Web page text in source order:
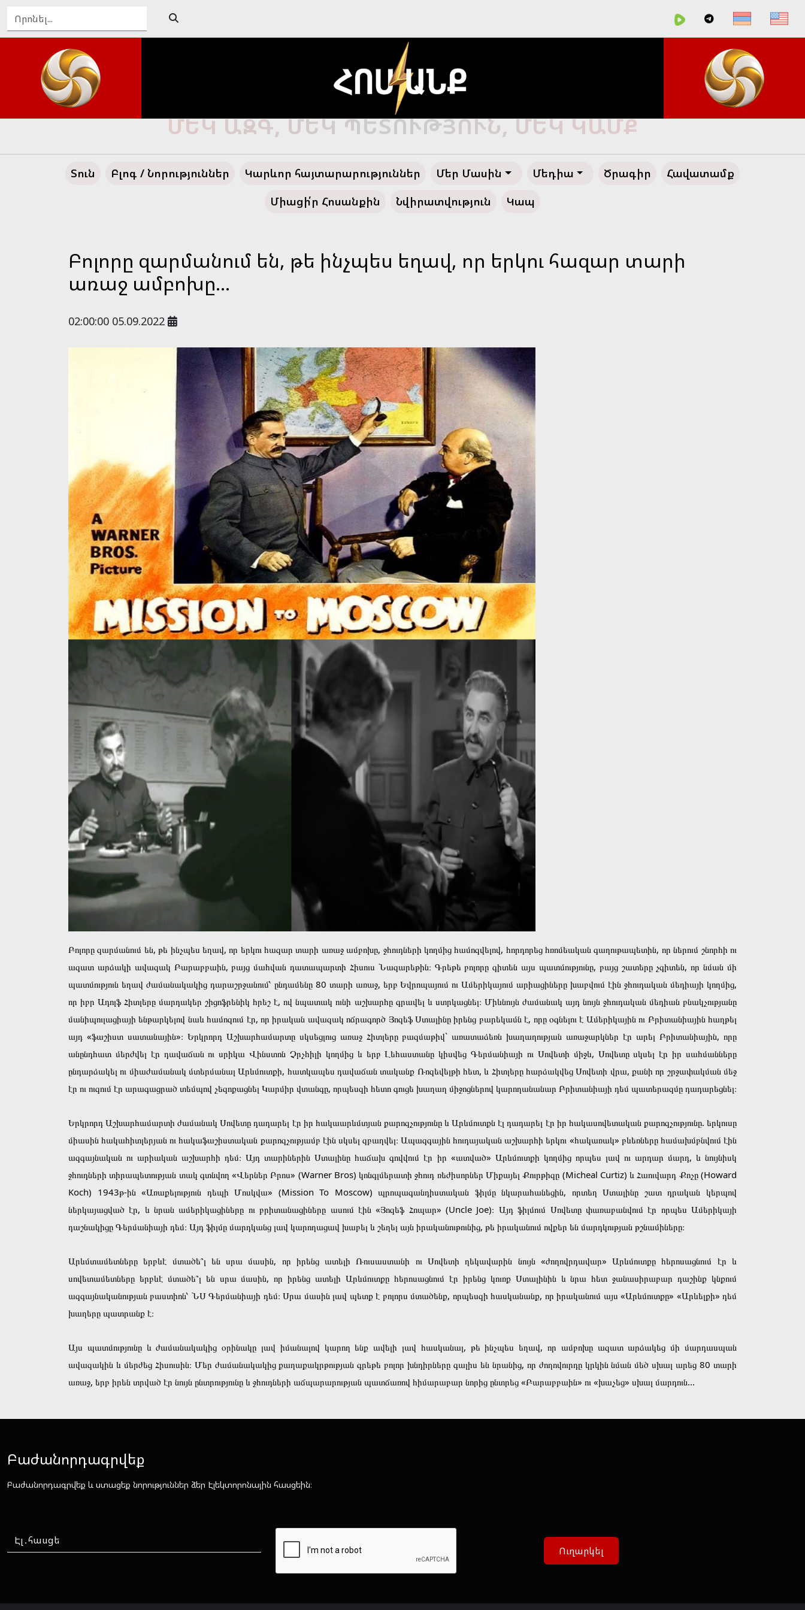
ԴԵՊԻ՛ ՄԵԾ ՀԱՅՔ, ԴԵՊԻ՛ ՓԱՌԱՀԵՂ ԱՊԱԳԱ
Տուն Բլոգ / Նորություններ Կարևոր հայտարարություններ Մեր Մասին Մեդիա Ծրագիր
Հավատամք
Միացի՛ր Հոսանքին
Նվիրատվություն Կապ
Բոլորը զարմանում են, թե ինչպես եղավ, որ երկու հազար տարի
առաջ ամբոխը...
02:00:00 05.09.2022
Բոլորը զարմանում են, թե ինչպես եղավ, որ երկու հազար տարի առաջ ամբոխը, ջհուդների կողմից համոզվելով, հորդորեց հռոմեական գաղութապետին, որ ներում շնորհի ու
ազատ արձակի ավազակ Բարաբբաին, բայց մահվան դատապարտի Հիսուս Նազարեթին։ Գրեթե բոլորը գիտեն այս պատմությունը, բայց շատերը չգիտեն, որ նման մի
պատմություն եղավ ժամանակակից դարաշրջանում՝ ընդամենը 80 տարի առաջ, երբ Եվրոպայում ու Ամերիկայում արիացիները խաբվում էին ջհուդական մեդիայի կողմից,
որ իբր Ադոլֆ Հիտլերը մարդակեր շիցոֆրենիկ հրեշ է, ով նպատակ ունի աշխարհը գրավել և ստրկացնել։ Միևնույն ժամանակ այդ նույն ջհուդական մեդիան բնակչությանը
մանիպուլացիայի ենթարկելով նաև համոզում էր, որ իրական ավազակ ոճրագործ Յոզեֆ Ստալինը իրենց բարեկամն է, որը օգնելու է Ամերիկային ու Բրիտանիային հաղթել
այդ «ֆաշիստ սատանային»։ Երկրորդ Աշխարհամարտը սկսեցլուց առաջ Հիտլերը բազմաթիվ` առատաձեռն խաղաղության առաջարկներ էր արել Բրիտանիային, որը
անընդհատ մերժվել էր դավաճան ու սրիկա Վինստոն Չրչհիլի կողմից և երբ Լեհաստանը կիսվեց Գերմանիայի ու Սովետի միջև, Սովետը սկսել էր իր սահմանները
ընդարձակել ու միաժամանակ մտերմանալ Արևմուտքի, հատկապես դավաճան տականք Ռոզեվելթի հետ, և Հիտլերը հարձակվեց Սովետի վրա, քանի որ շրջափակման մեջ
էր ու ուզում էր արագացրած տեմպով չեզոքացնել Կարմիր վտանգը, որպեսզի հետո գուցե խաղաղ միջոցներով կարողանանար Բրիտանիայի դեմ պատերազմը դադարեցնել։
Երկրորդ Աշխարհամարտի ժամանակ Սովետը դադարել էր իր հակաարևմտյան քարոզչությունը և Արևմուտքն էլ դադարել էր իր հակասովետական քարոզչությունը. երկուսը
միասին հակահիտլերյան ու հակաֆաշիստական քարոզչությամբ էին սկսել զբաղվել։ Ապազգային հուդայական աշխարհի երկու «հակառակ» բևեռները համախմբնվում էին
ազգայնական ու արիական աշխարհի դեմ։ Այդ տարիներին Ստալինը հաճախ գովվում էր իր «ատված» Արևմուտքի կողմից որպես լավ ու արդար մարդ, և նույնիսկ
ջհուդների տիրապետության տակ գտնվող «Վերներ Բրոս» (Warner Bros) կոնգլմերատի ջհուդ ռեժիսորներ Միքայել Քուրթիզը (Micheal Curtiz) և Հաուվարդ Քոչը (Howard
Koch) 1943թ-ին «Առաքելություն դեպի Մոսկվա» (Mission To Moscow) պրոպագանդիստական ֆիլմը նկարահանեցին, որտեղ Ստալինը շատ դրական կերպով
ներկայացված էր, և նրան ամերիկացիները ու բրիտանացիները ասում էին «Յոզեֆ Հոպար» (Uncle Joe)։ Այդ ֆիլմում Սովետը փառաբանվում էր որպես Ամերիկայի
դաշնակիցը Գերմանիայի դեմ։ Այդ ֆիլմը մարդկանց լավ կարողացավ խաբել և շեղել այն իրականութունից, թե իրականում ովքեր են մարդկության թշնամիները։
Արևմտամետները երբևէ մտածե՞լ են սրա մասին, որ իրենց ատելի Ռուսաստանի ու Սովետի ղեկավարին նույն «ժողովրդավար» Արևմուտքը հերոսացնում էր և
սովետամետները երբևէ մտածե՞լ են սրա մասին, որ իրենց ատելի Արևմուտքը հերոսացնում էր իրենց կուռք Ստալինին և նրա հետ ջանասիրաբար դաշինք կնքում
ազգայնականության բաստիոն՝ ՆՍ Գերմանիայի դեմ։ Սրա մասին լավ պետք է բոլորս մտածենք, որպեսզի հասկանանք, որ իրականում այս «Արևմուտքը» «Արևելքի» դեմ
խաղերը պատրանք է։
Այս պատմությունը և ժամանակակից օրինակը լավ իմանալով կարող ենք ավելի լավ հասկանալ, թե ինչպես եղավ, որ ամբոխը ազատ արձակեց մի մարդասպան
ավազակին և մերժեց Հիսուսին։ Մեր ժամանակակից քաղաքակրթության գրեթե բոլոր խնդիրները գալիս են նրանից, որ ժողովուրդը կրկին նման մեծ սխալ արեց 80 տարի
առաջ, երբ իրեն տրված էր նույն ընտրությունը և ջհուդների աճպարարության պատճառով հիմարաբար նորից ընտրեց «Բարաբբաին» ու «խաչեց» սխալ մարդուն...
Բաժանորդագրվեք
Բաժանորդագրվեք և ստացեք նորություններ ձեր Էլեկտորոնային հասցեին։
Ուղարկել